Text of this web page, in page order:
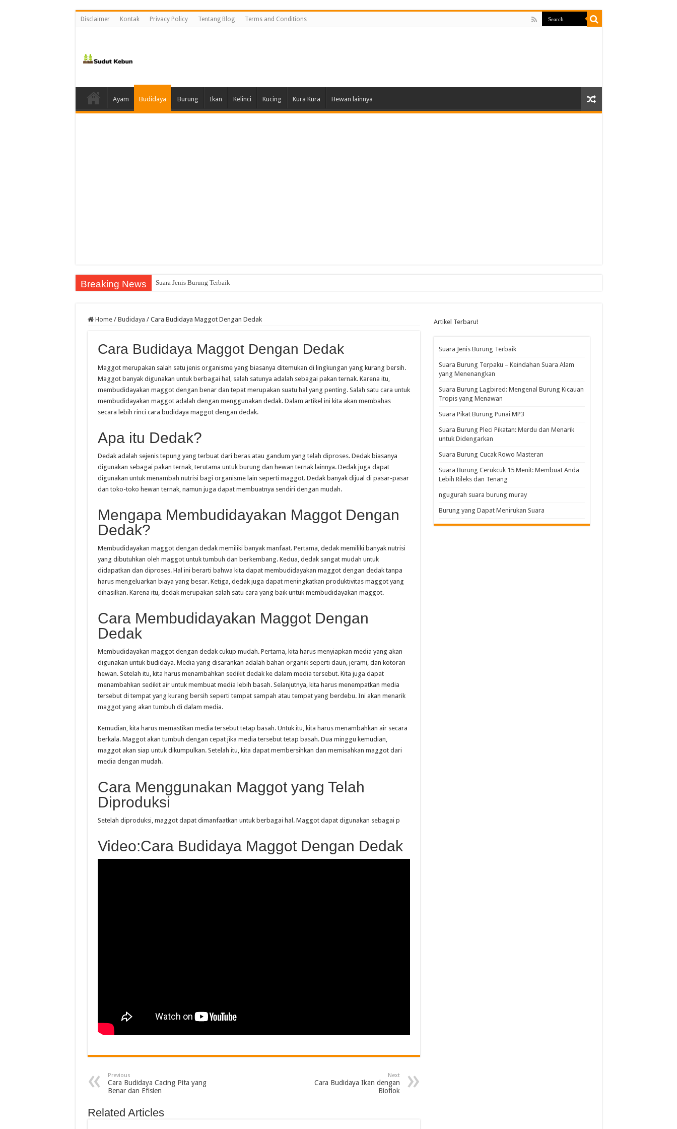
Disclaimer Kontak Privacy Policy Tentang Blog Terms and Conditions
Ayam Budidaya Burung Ikan Kelinci Kucing Kura Kura Hewan lainnya
Breaking News Suara Jenis Burung Terbaik
Home / Budidaya / Cara Budidaya Maggot Dengan Dedak
Cara Budidaya Maggot Dengan Dedak
Maggot merupakan salah satu jenis organisme yang biasanya ditemukan di lingkungan yang kurang bersih.
Maggot banyak digunakan untuk berbagai hal, salah satunya adalah sebagai pakan ternak. Karena itu,
membudidayakan maggot dengan benar dan tepat merupakan suatu hal yang penting. Salah satu cara untuk
membudidayakan maggot adalah dengan menggunakan dedak. Dalam artikel ini kita akan membahas
secara lebih rinci cara budidaya maggot dengan dedak.
Apa itu Dedak?
Dedak adalah sejenis tepung yang terbuat dari beras atau gandum yang telah diproses. Dedak biasanya
digunakan sebagai pakan ternak, terutama untuk burung dan hewan ternak lainnya. Dedak juga dapat
digunakan untuk menambah nutrisi bagi organisme lain seperti maggot. Dedak banyak dijual di pasar-pasar
dan toko-toko hewan ternak, namun juga dapat membuatnya sendiri dengan mudah.
Mengapa Membudidayakan Maggot Dengan
Dedak?
Membudidayakan maggot dengan dedak memiliki banyak manfaat. Pertama, dedak memiliki banyak nutrisi
yang dibutuhkan oleh maggot untuk tumbuh dan berkembang. Kedua, dedak sangat mudah untuk
didapatkan dan diproses. Hal ini berarti bahwa kita dapat membudidayakan maggot dengan dedak tanpa
harus mengeluarkan biaya yang besar. Ketiga, dedak juga dapat meningkatkan produktivitas maggot yang
dihasilkan. Karena itu, dedak merupakan salah satu cara yang baik untuk membudidayakan maggot.
Cara Membudidayakan Maggot Dengan
Dedak
Membudidayakan maggot dengan dedak cukup mudah. Pertama, kita harus menyiapkan media yang akan
digunakan untuk budidaya. Media yang disarankan adalah bahan organik seperti daun, jerami, dan kotoran
hewan. Setelah itu, kita harus menambahkan sedikit dedak ke dalam media tersebut. Kita juga dapat
menambahkan sedikit air untuk membuat media lebih basah. Selanjutnya, kita harus menempatkan media
tersebut di tempat yang kurang bersih seperti tempat sampah atau tempat yang berdebu. Ini akan menarik
maggot yang akan tumbuh di dalam media.
Kemudian, kita harus memastikan media tersebut tetap basah. Untuk itu, kita harus menambahkan air secara
berkala. Maggot akan tumbuh dengan cepat jika media tersebut tetap basah. Dua minggu kemudian,
maggot akan siap untuk dikumpulkan. Setelah itu, kita dapat membersihkan dan memisahkan maggot dari
media dengan mudah.
Cara Menggunakan Maggot yang Telah
Diproduksi
Setelah diproduksi, maggot dapat dimanfaatkan untuk berbagai hal. Maggot dapat digunakan sebagai p
Video:Cara Budidaya Maggot Dengan Dedak
Previous
Cara Budidaya Cacing Pita yang
Benar dan Efisien
Next
Cara Budidaya Ikan dengan
Bioflok
Related Articles
Artikel Terbaru!
Suara Jenis Burung Terbaik
Suara Burung Terpaku – Keindahan Suara Alam
yang Menenangkan
Suara Burung Lagbired: Mengenal Burung Kicauan
Tropis yang Menawan
Suara Pikat Burung Punai MP3
Suara Burung Pleci Pikatan: Merdu dan Menarik
untuk Didengarkan
Suara Burung Cucak Rowo Masteran
Suara Burung Cerukcuk 15 Menit: Membuat Anda
Lebih Rileks dan Tenang
ngugurah suara burung muray
Burung yang Dapat Menirukan Suara